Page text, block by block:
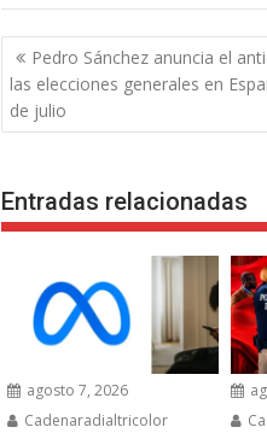
Navegación
de
entradas
Pedro Sánchez anuncia el
las elecciones generales en
de julio
Entradas relacionadas
agosto 7, 2026
Cadenaradialtricolor